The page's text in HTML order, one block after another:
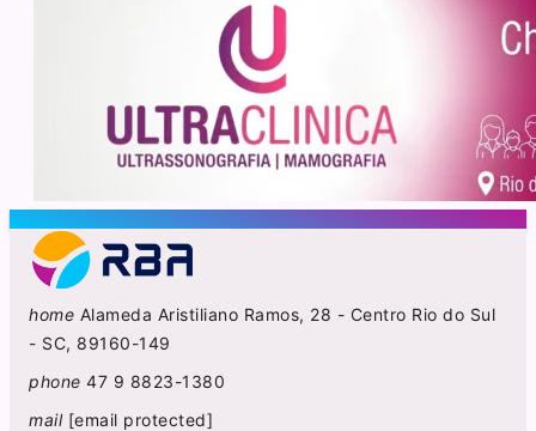
home Alameda Aristiliano Ramos, 28 - Centro Rio do Sul
- SC, 89160-149
phone 47 9 8823-1380
mail [email protected]